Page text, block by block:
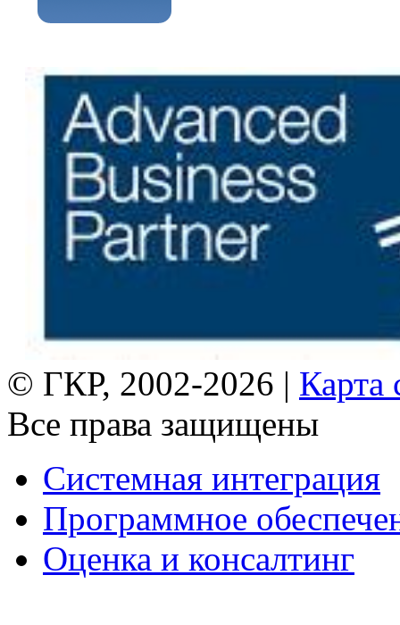
© ГКР, 2002-2026 | Карта
Все права защищены
Системная интеграция
Программное
Оценка и консалтинг